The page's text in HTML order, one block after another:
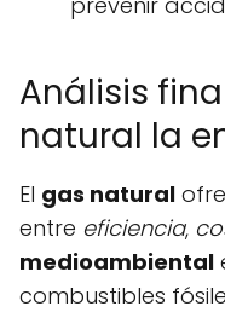
Análisis
natural la
El gas natural
entre eficiencia,
medioambiental
combustibles